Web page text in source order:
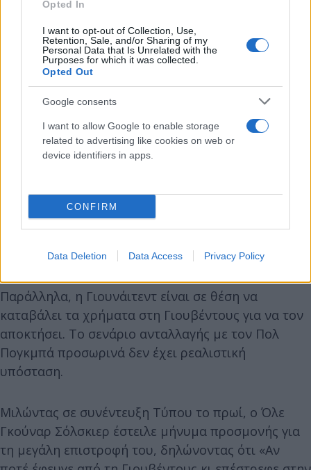
Opted In
I want to opt-out of Collection, Use,
Retention, Sale, and/or Sharing of my
Personal Data that Is Unrelated with the
Purposes for which it was collected.
Opted Out
Google consents
I want to allow Google to enable storage
related to advertising like cookies on web or
device identifiers in apps.
CONFIRM
Data Deletion Data Access Privacy Policy
Παράλληλα, η Γιουνάιτεντ είναι σε θέση να
καταβάλει τα χρήματα στη Γιουβέντους για να τον
αποκτήσει. Το σενάριο ανταλλαγής με τον Πολ
Πογκμπά προσωρινά δεν έχει ρεαλιστική
υπόσταση.
Μιλώντας σε συνέντευξη Τύπου το πρωί, ο Όλε
Γκούναρ Σόλσκιερ έστειλε μήνυμα προσμονής για
τη μεγάλη επιστροφή του, δηλώνοντας ότι «Αν